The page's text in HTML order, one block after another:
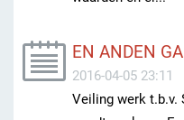
EN ANDEN
2016-04-05 23:11
Veiling werk t.b.v.